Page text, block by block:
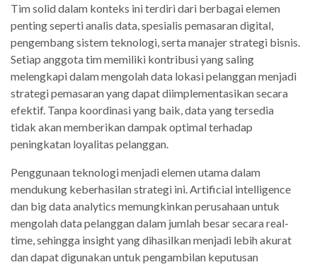
Tim solid dalam konteks ini terdiri dari berbagai elemen
penting seperti analis data, spesialis pemasaran digital,
pengembang sistem teknologi, serta manajer strategi bisnis.
Setiap anggota tim memiliki kontribusi yang saling
melengkapi dalam mengolah data lokasi pelanggan menjadi
strategi pemasaran yang dapat diimplementasikan secara
efektif. Tanpa koordinasi yang baik, data yang tersedia
tidak akan memberikan dampak optimal terhadap
peningkatan loyalitas pelanggan.
Penggunaan teknologi menjadi elemen utama dalam
mendukung keberhasilan strategi ini. Artificial intelligence
dan big data analytics memungkinkan perusahaan untuk
mengolah data pelanggan dalam jumlah besar secara real-
time, sehingga insight yang dihasilkan menjadi lebih akurat
dan dapat digunakan untuk pengambilan keputusan